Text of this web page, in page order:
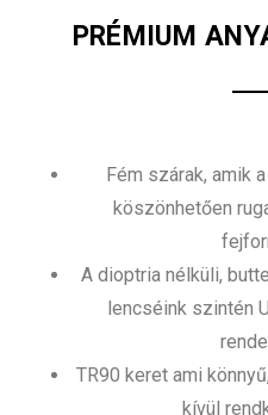
PRÉMIUM
Fém szárak, amik
köszönhetően
A dioptria nélküli,
lencséink szintén
TR90 keret ami
kívül